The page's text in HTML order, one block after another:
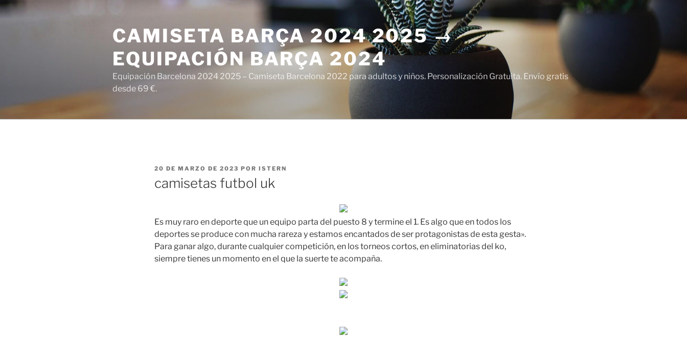
Saltar
al
CAMISETA BARÇA 2024 2025 →
EQUIPACIÓN BARÇA 2024
Equipación Barcelona 2024 2025 – Camiseta Barcelona 2022 para adultos y niños. Personalización Gratuita. Envío gratis
desde 69 €.
PUBLICADO
20 DE MARZO DE 2023 POR ISTERN
camisetas futbol uk
Es muy raro en deporte que un equipo parta del puesto 8 y termine el 1. Es algo que en todos los
deportes se produce con mucha rareza y estamos encantados de ser protagonistas de esta gesta».
Para ganar algo, durante cualquier competición, en los torneos cortos, en eliminatorias del ko,
siempre tienes un momento en el que la suerte te acompaña.